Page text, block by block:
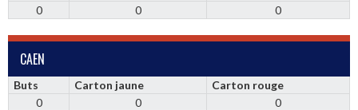
0
0 0
CAEN
Buts Carton jaune
Carton rouge
0
0 0